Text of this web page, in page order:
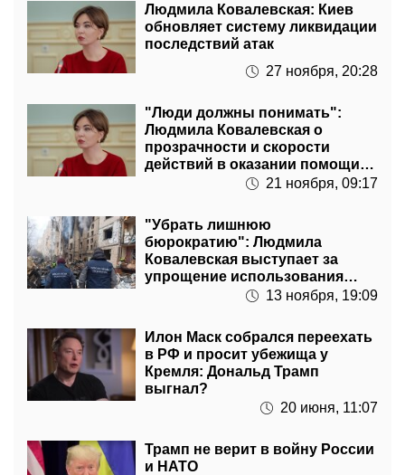
Людмила Ковалевская: Киев
обновляет систему ликвидации
последствий атак
27 ноября, 20:28
"Люди должны понимать":
Людмила Ковалевская о
прозрачности и скорости
действий в оказании помощи
после обстрелов21 ноября, 09:17
"Убрать лишнюю
бюрократию": Людмила
Ковалевская выступает за
упрощение использования
депутатских фондов13 ноября, 19:09
Илон Маск собрался переехать
в РФ и просит убежища у
Кремля: Дональд Трамп
выгнал?
20 июня, 11:07
Трамп не верит в войну России
и НАТО